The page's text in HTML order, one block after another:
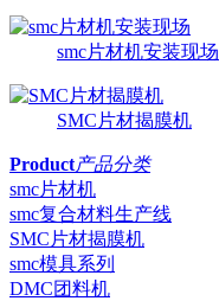
smc片材机安装现场
SMC片材揭膜机
Product产品分类
smc片材机
smc复合材料生产线
SMC片材揭膜机
smc模具系列
DMC团料机